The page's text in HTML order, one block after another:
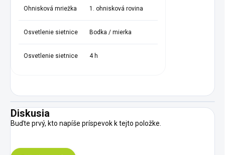
Ohnisková mriežka 1. ohnisková rovina
Osvetlenie sietnice Bodka / mierka
Osvetlenie sietnice 4 h
Diskusia
Buďte prvý, kto napíše príspevok k tejto položke.